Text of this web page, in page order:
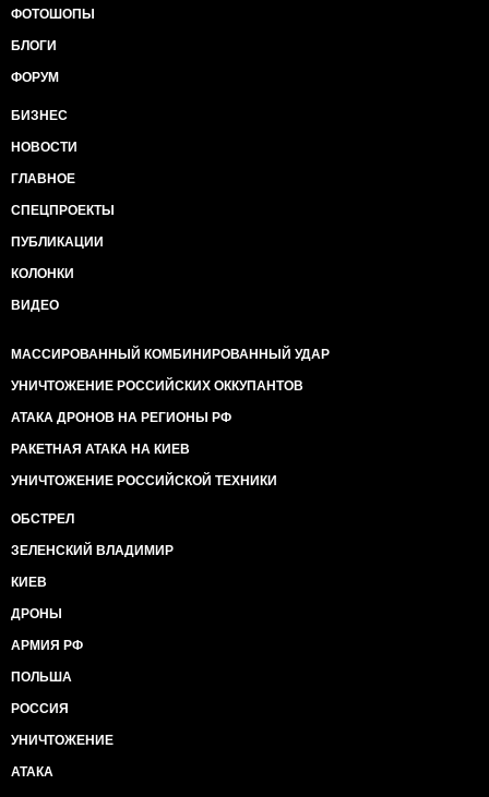
ФОТОШОПЫ
БЛОГИ
ФОРУМ
БИЗНЕС
НОВОСТИ
ГЛАВНОЕ
СПЕЦПРОЕКТЫ
ПУБЛИКАЦИИ
КОЛОНКИ
ВИДЕО
МАССИРОВАННЫЙ КОМБИНИРОВАННЫЙ УДАР
УНИЧТОЖЕНИЕ РОССИЙСКИХ ОККУПАНТОВ
АТАКА ДРОНОВ НА РЕГИОНЫ РФ
РАКЕТНАЯ АТАКА НА КИЕВ
УНИЧТОЖЕНИЕ РОССИЙСКОЙ ТЕХНИКИ
ОБСТРЕЛ
ЗЕЛЕНСКИЙ ВЛАДИМИР
КИЕВ
ДРОНЫ
АРМИЯ РФ
ПОЛЬША
РОССИЯ
УНИЧТОЖЕНИЕ
АТАКА